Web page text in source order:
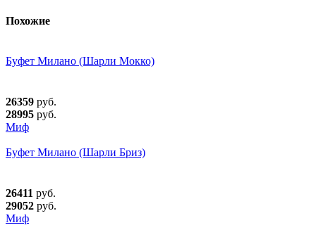
Похожие
Буфет Милано (Шарли Мокко)
26359 руб.
28995 руб.
Миф
Буфет Милано (Шарли Бриз)
26411 руб.
29052 руб.
Миф